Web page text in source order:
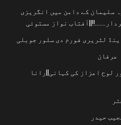
سلیمان کے دامن میں انگریزی
نواز مستوئی
لٹریری فورم دی سلور جوبلی
عرفان
لوح اعزاز کی کہانی||رانا
حیدر